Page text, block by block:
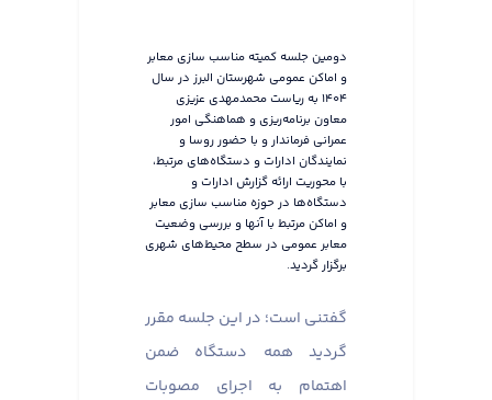
دومین جلسه کمیته مناسب سازی معابر
و اماکن عمومی شهرستان البرز در سال
۱۴۰۴ به ریاست محمدمهدی عزیزی
معاون برنامه‌ریزی و هماهنگی امور
عمرانی فرماندار و با حضور روسا و
نمایندگان ادارات و دستگاه‌های مرتبط،
با محوریت ارائه گزارش ادارات و
دستگاه‌ها در حوزه مناسب سازی معابر
و اماکن مرتبط با آنها و بررسی وضعیت
معابر عمومی در سطح محیط‌های شهری
برگزار گردید.
گفتنی است؛ در این جلسه مقرر
گردید همه دستگاه ضمن
اهتمام به اجرای مصوبات